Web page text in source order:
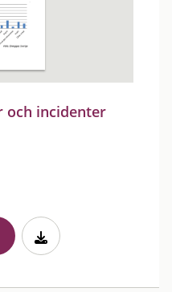
och incidenter